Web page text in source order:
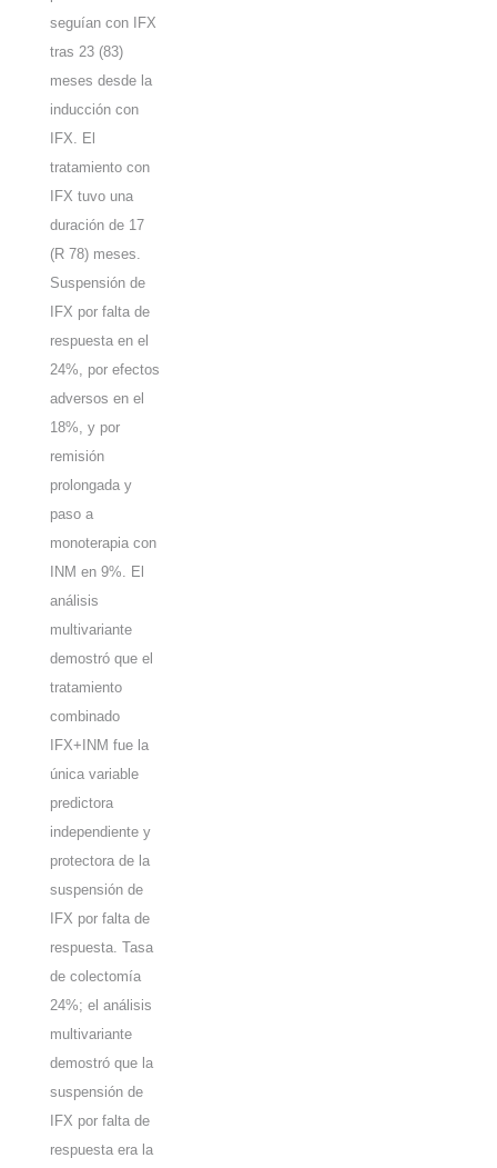
seguían con IFX
tras 23 (83)
meses desde la
inducción con
IFX. El
tratamiento con
IFX tuvo una
duración de 17
(R 78) meses.
Suspensión de
IFX por falta de
respuesta en el
24%, por efectos
adversos en el
18%, y por
remisión
prolongada y
paso a
monoterapia con
INM en 9%. El
análisis
multivariante
demostró que el
tratamiento
combinado
IFX+INM fue la
única variable
predictora
independiente y
protectora de la
suspensión de
IFX por falta de
respuesta. Tasa
de colectomía
24%; el análisis
multivariante
demostró que la
suspensión de
IFX por falta de
respuesta era la